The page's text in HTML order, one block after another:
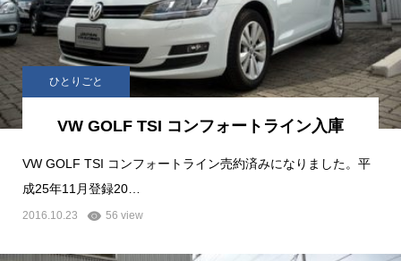
ひとりごと
VW GOLF TSI コンフォートライン入庫
VW GOLF TSI コンフォートライン売約済みになりました。平
成25年11月登録20…
2016.10.23 56 view